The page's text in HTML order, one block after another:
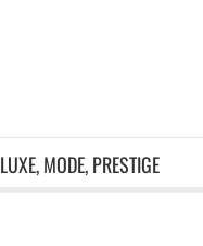
LUXE, MODE, PRESTIGE